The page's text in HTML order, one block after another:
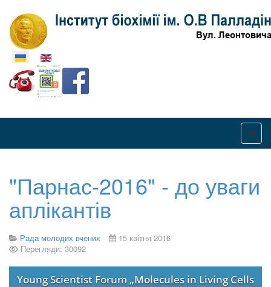
Оберіть свою мову
"Парнас-2016" - до уваги
аплікантів
Рада молодих вчених
15 квітня 2016
Перегляди: 30092
Young Scientist Forum „Molecules in Living Cells